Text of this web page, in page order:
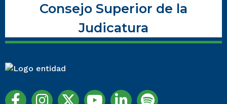
Consejo Superior de la
Judicatura